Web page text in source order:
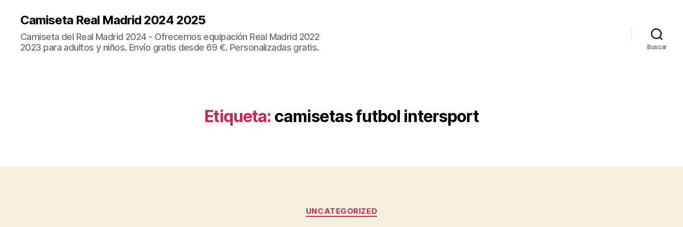
Camiseta Real Madrid 2024 2025
Camiseta del Real Madrid 2024 - Ofrecemos equipación Real Madrid 2022
2023 para adultos y niños. Envío gratis desde 69 €. Personalizadas gratis.
Buscar
Etiqueta: camisetas futbol intersport
Categorías
UNCATEGORIZED